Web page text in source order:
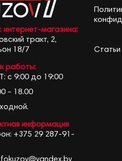
магазина:
тракт, 2,
18/7
работы:
с 9:00 до 19:00
– 18.00
информация
+375 29 287-91-
Статьи